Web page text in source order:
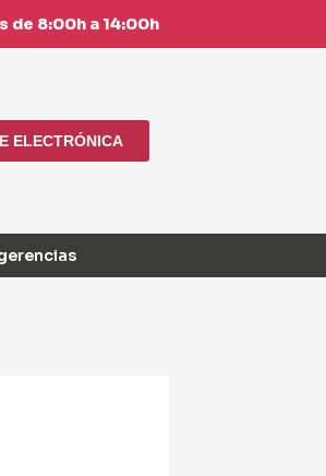
de 8:00h a 14:00h
ELECTRÓNICA